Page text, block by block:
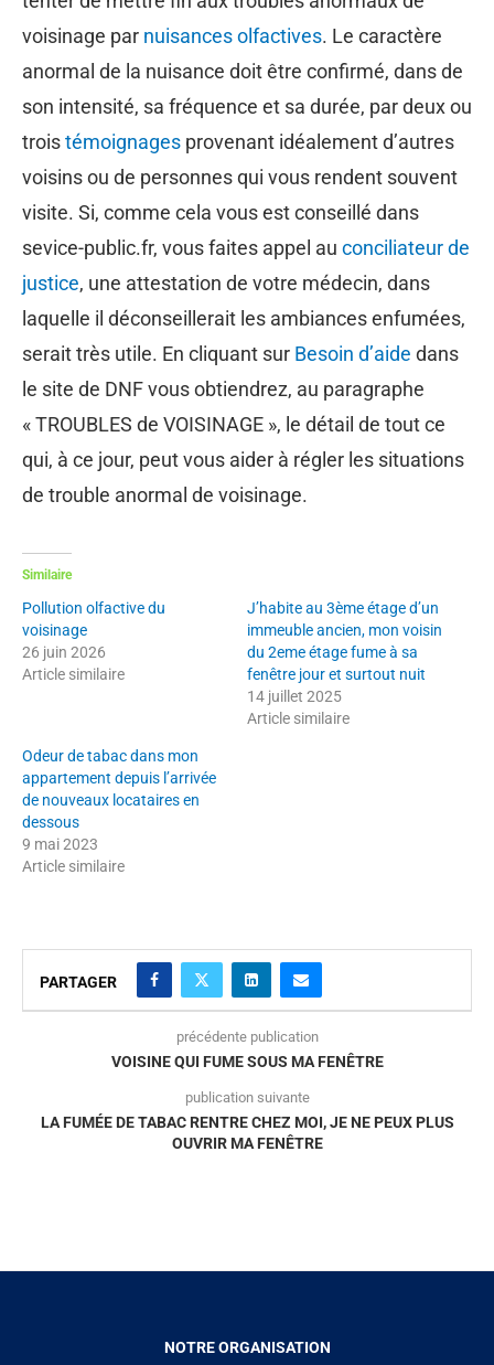
voisinage par nuisances olfactives. Le caractère
anormal de la nuisance doit être confirmé, dans de
son intensité, sa fréquence et sa durée, par deux ou
troistémoignages provenant idéalement d’autres
voisins ou de personnes qui vous rendent souvent
visite. Si, comme cela vous est conseillé dans
sevice-public.fr, vous faites appel au conciliateur de
justice, une attestation de votre médecin, dans
laquelle il déconseillerait les ambiances enfumées,
serait très utile. En cliquant sur Besoin d’aide dans
le site de DNF vous obtiendrez, au paragraphe
« TROUBLES de VOISINAGE », le détail de tout ce
qui, à ce jour, peut vous aider à régler les situations
de trouble anormal de voisinage.
Similaire
Pollution olfactive du
voisinage
26 juin 2026
Article similaire
J’habite au 3ème étage d’un
immeuble ancien, mon voisin
du 2eme étage fume à sa
fenêtre jour et surtout nuit
14 juillet 2025
Article similaire
Odeur de tabac dans mon
appartement depuis l’arrivée
de nouveaux locataires en
dessous
9 mai 2023
Article similaire
PARTAGER
précédente publication
VOISINE QUI FUME SOUS MA FENÊTRE
publication suivante
LA FUMÉE DE TABAC RENTRE CHEZ MOI, JE NE PEUX PLUS
OUVRIR MA FENÊTRE
NOTRE ORGANISATION